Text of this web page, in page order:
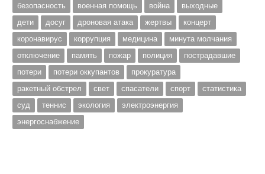
безопасность
военная помощь война
выходные
дети
досуг дроновая атака жертвы
концерт
коронавирус
коррупция медицина
минута молчания
отключение
память пожар полиция
пострадавшие
потери
потери оккупантов
прокуратура
ракетный обстрел
свет спасатели спорт
статистика
суд
теннис экология
электроэнергия
энергоснабжение